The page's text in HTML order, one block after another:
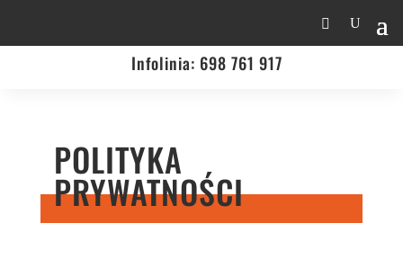
Infolinia: 698 761 917
POLITYKA
PRYWATNOŚCI